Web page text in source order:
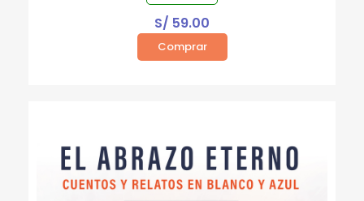
S/ 59.00
Comprar